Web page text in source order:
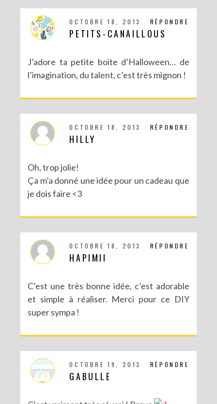
RÉPONDRE
OCTOBRE 18, 2013
PETITS-CANAILLOUS
J’adore ta petite boite d’Halloween… de
l’imagination, du talent, c’est très mignon !
RÉPONDRE
OCTOBRE 18, 2013
HILLY
Oh, trop jolie!
Ça m’a donné une idée pour un cadeau que
je dois faire <3
RÉPONDRE
OCTOBRE 18, 2013
HAPIMII
C’est une très bonne idée, c’est adorable
et simple à réaliser. Merci pour ce DIY
super sympa !
RÉPONDRE
OCTOBRE 19, 2013
GABULLE